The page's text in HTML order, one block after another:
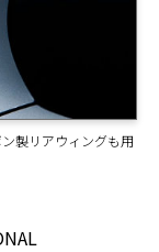
製リアウィングも用